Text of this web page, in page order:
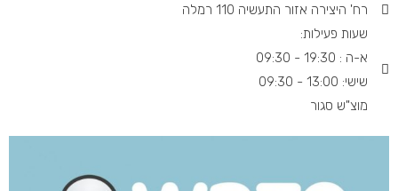
רח' היצירה אזור התעשיה 110 רמלה
שעות פעילות:
א-ה : 19:30 - 09:30
שישי: 13:00 - 09:30
מוצ"ש סגור